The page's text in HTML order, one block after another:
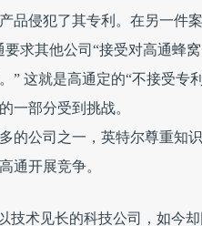
品侵犯了其专利。在另一件
要求其他公司“接受对高通蜂
” 这就是高通定的“不接受专
一部分受到挑战。
的公司之一，英特尔尊重知
通开展竞争。
技术见长的科技公司，如今